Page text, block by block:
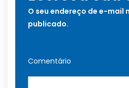
O seu endereço de e-mail
publicado.
Comentário